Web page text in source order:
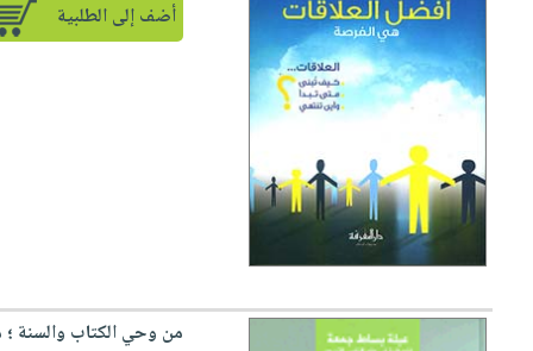
أضف إلى الطلبية
من وحي الكتاب والسنة ؛